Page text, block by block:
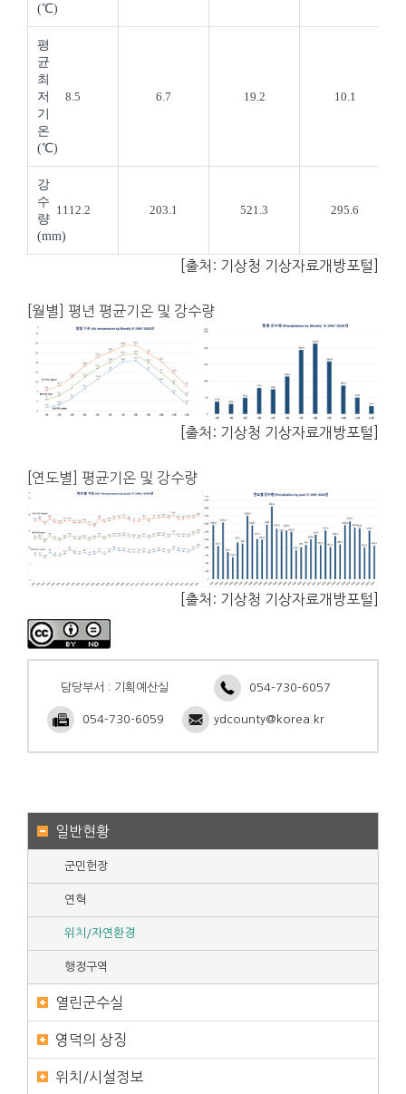
(℃)
평
균
최
저
기
온
(℃)
8.5 6.7 19.2 10.1
강
수
량
(mm)
1112.2 203.1 521.3 295.6
[출처: 기상청 기상자료개방포털]
[월별] 평년 평균기온 및 강수량
[출처: 기상청 기상자료개방포털]
[연도별] 평균기온 및 강수량
[출처: 기상청 기상자료개방포털]
담당부서 : 기획예산실 054-730-6057
054-730-6059 ydcounty@korea.kr
일반현황
군민헌장
연혁
위치/자연환경
행정구역
열린군수실
영덕의 상징
위치/시설정보